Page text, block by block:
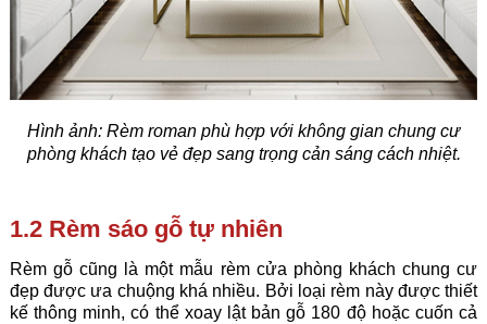
Hình ảnh: Rèm roman phù hợp với không gian chung cư
phòng khách tạo vẻ đẹp sang trọng cản sáng cách nhiệt.
1.2 Rèm sáo gỗ tự nhiên
Rèm gỗ cũng là một mẫu rèm cửa phòng khách chung cư
đẹp được ưa chuộng khá nhiều. Bởi loại rèm này được thiết
kế thông minh, có thể xoay lật bản gỗ 180 độ hoặc cuốn cả